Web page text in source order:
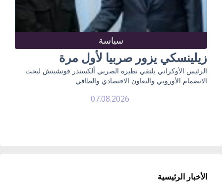
سياسة
زيلينسكي يزور صربيا لأول مرة
الرئيس الأوكراني يلتقي نظيره الصربي ألكسندر فوتشيتش لبحث
الانضمام الأوروبي والتعاون الاقتصادي والطاقي
07.08.2026
الأخبار الرئيسية